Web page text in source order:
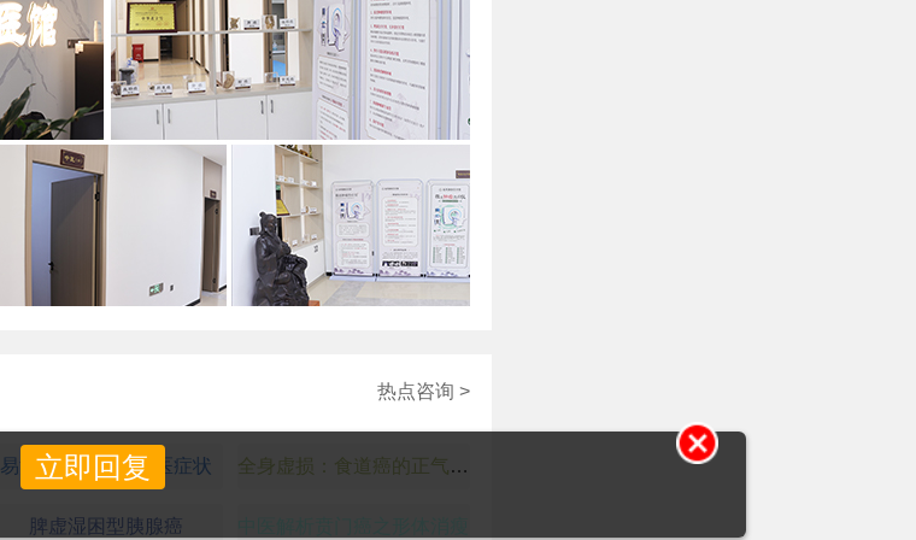
热点咨询 >
易混淆的贲门癌中医症状 全身虚损：食道癌的正气耗伤表现
脾虚湿困型胰腺癌
立即回复